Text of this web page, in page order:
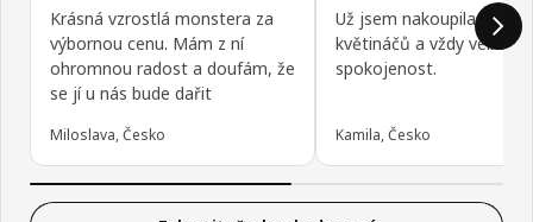
Krásná vzrostlá monstera za
výbornou cenu. Mám z ní
ohromnou radost a doufám, že
se jí u nás bude dařit
Miloslava, Česko
Už jsem nakoupila více
květináčů a vždy velká
spokojenost.
Kamila, Česko